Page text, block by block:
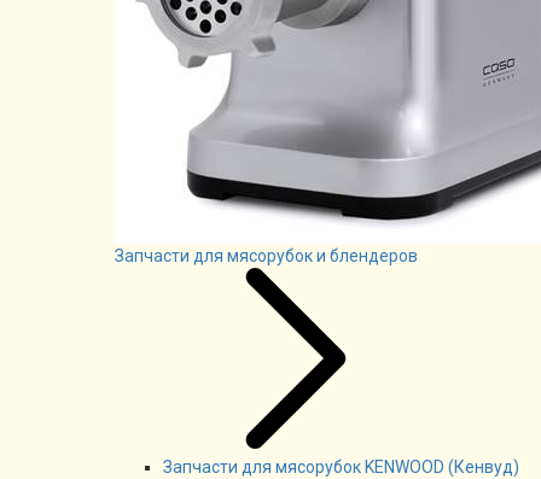
Запчасти для мясорубок и блендеров
Запчасти для мясорубок KENWOOD (Кенвуд)